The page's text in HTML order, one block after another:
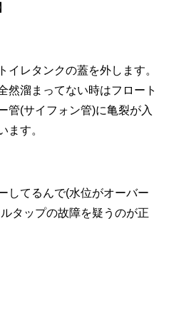
イレタンクの蓋を外します。
然溜まってない時はフロート
管(サイフォン管)に亀裂が入
ます。
してるんで(水位がオーバー
タップの故障を疑うのが正